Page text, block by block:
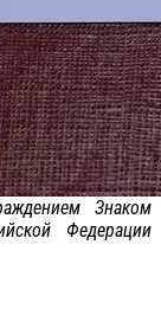
Знаком
Федерации